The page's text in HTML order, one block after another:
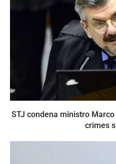
STJ condena ministro
crimes